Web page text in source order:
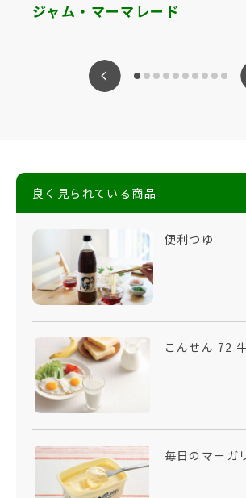
ジャム・マーマレード
良く見られている商品
便利つゆ
こんせん 72
毎日のマーガ